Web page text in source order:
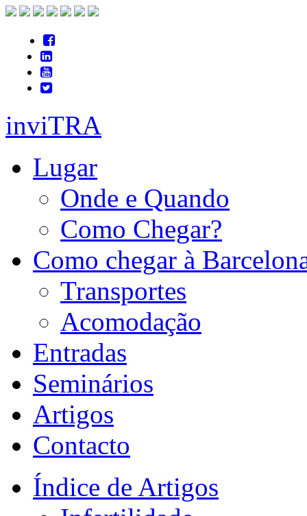
inviTRA
Lugar
Onde e Quando
Como Chegar?
Como chegar à
Transportes
Acomodação
Entradas
Seminários
Artigos
Contacto
Índice de Artigos